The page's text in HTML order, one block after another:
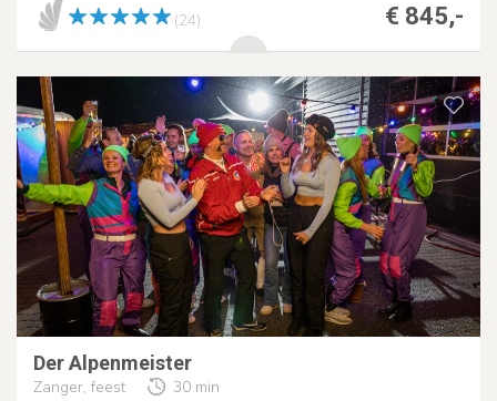
€ 845,-
(24)
Der Alpenmeister
Zanger, feest 30 min